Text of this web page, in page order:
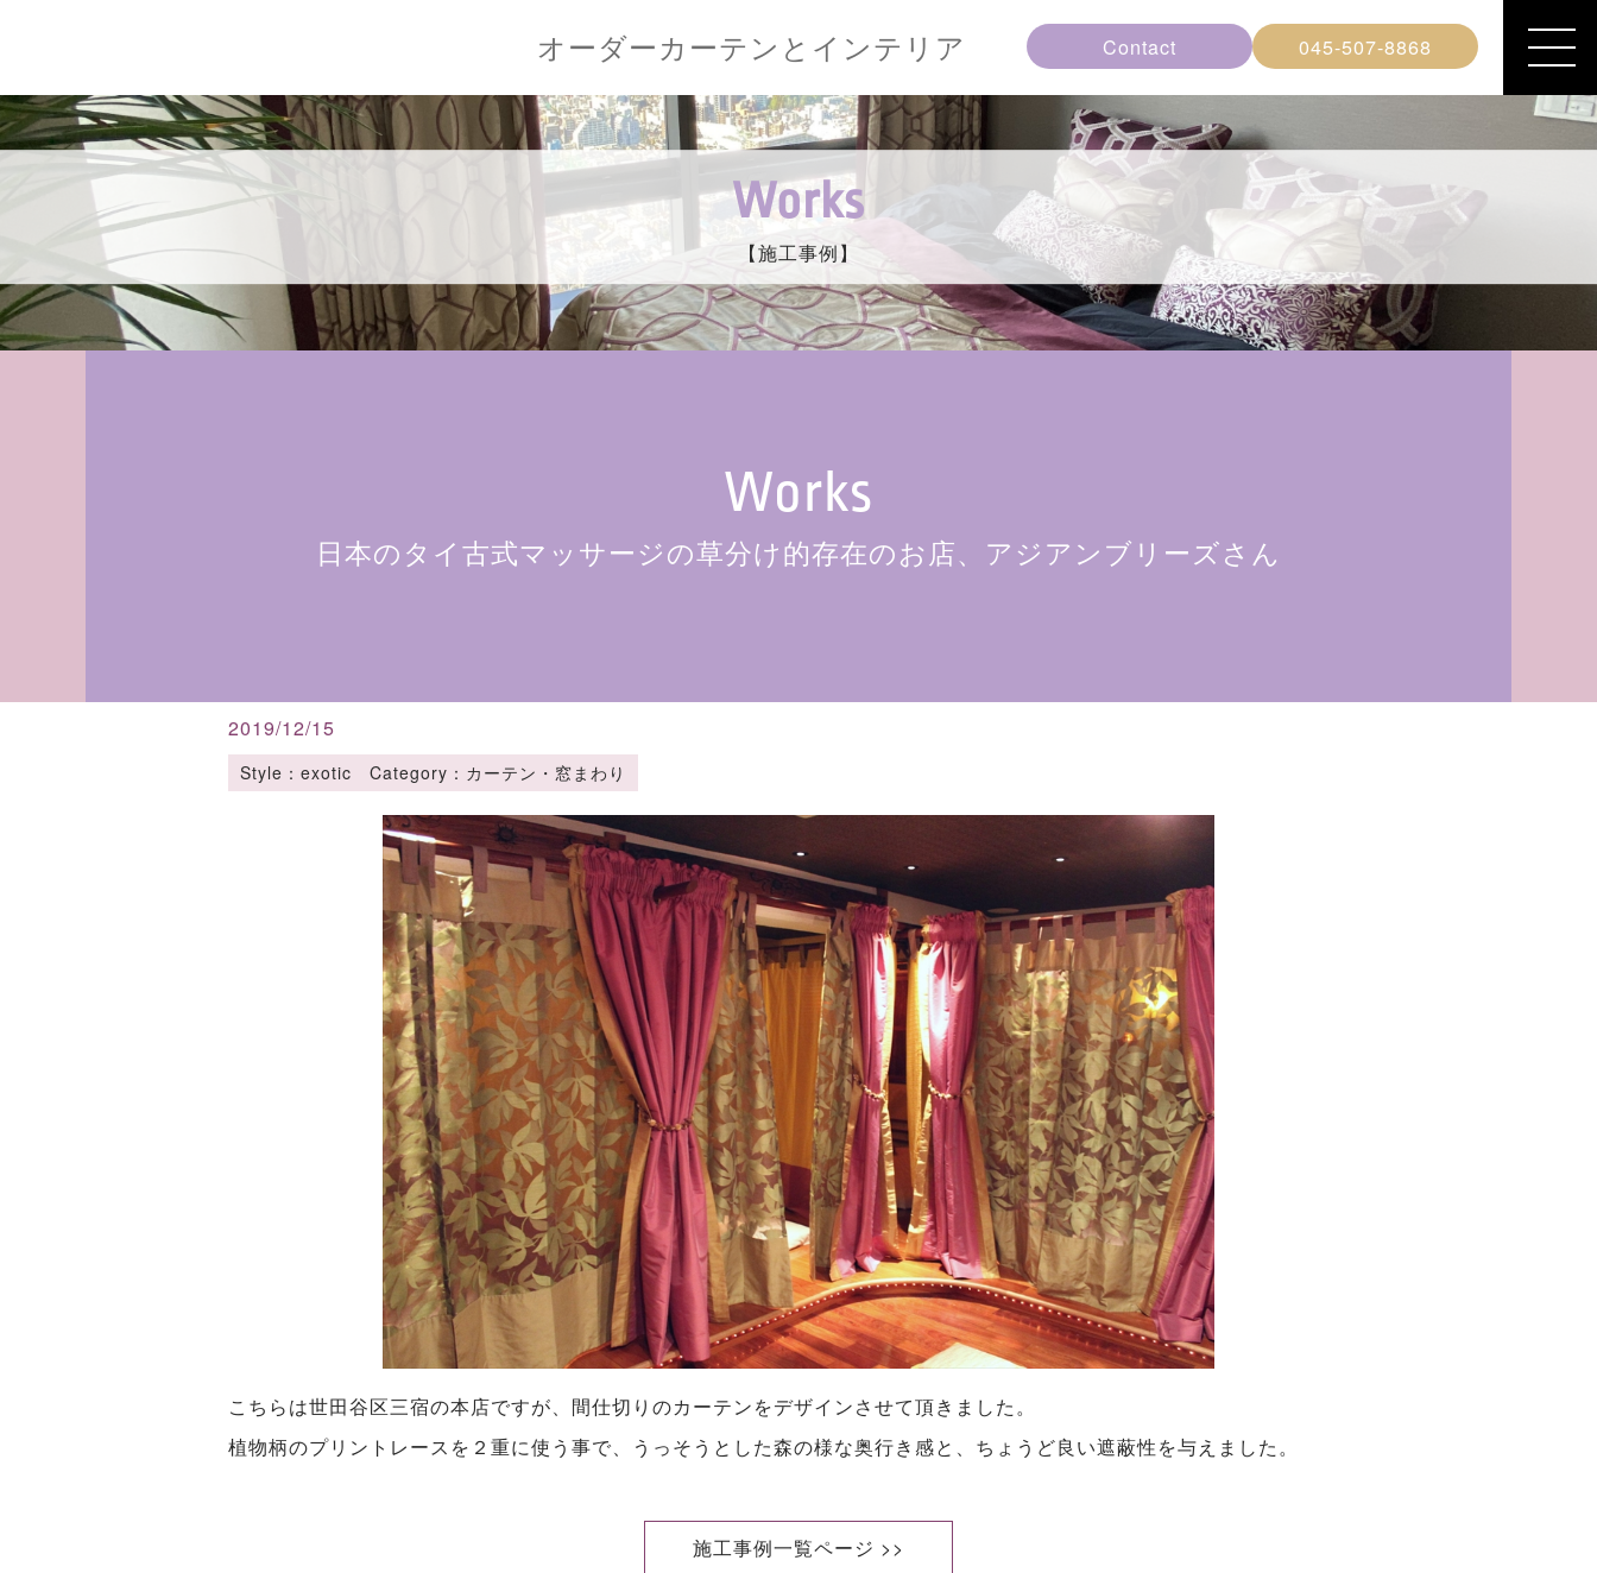
オーダーカーテンとインテリア Contact 045-507-8868
Works
【施工事例】
Works
日本のタイ古式マッサージの草分け的存在のお店、アジアンブリーズさん
2019/12/15
Style：exotic Category：カーテン・窓まわり
こちらは世田谷区三宿の本店ですが、間仕切りのカーテンをデザインさせて頂きました。
植物柄のプリントレースを２重に使う事で、うっそうとした森の様な奥行き感と、ちょうど良い遮蔽性を与えました。
施工事例一覧ページ >>